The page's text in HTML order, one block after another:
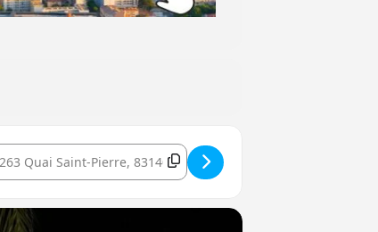
Address - LE BRUSC EN BOUCHE #4 []